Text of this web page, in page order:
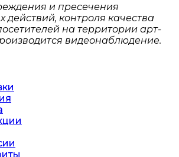
и пресечения
действий, контроля качества
на территории арт-
видеонаблюдение.